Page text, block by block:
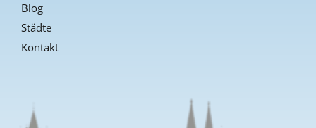
Blog
Städte
Kontakt